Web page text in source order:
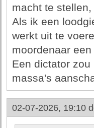
macht te
Als ik een
werkt uit te
moordenaar
Een dictator zou
massa's
02-07-2026, 19:10